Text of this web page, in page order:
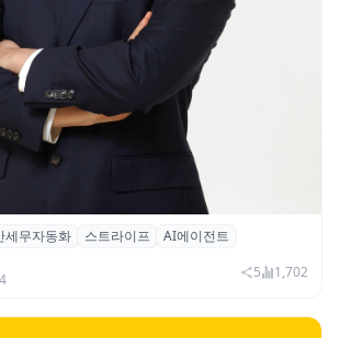
트라이프 출신 이창헌 영입…
이전트 개발 본격화
세무자동화 스트라이프
AI에이전트
5 1,702